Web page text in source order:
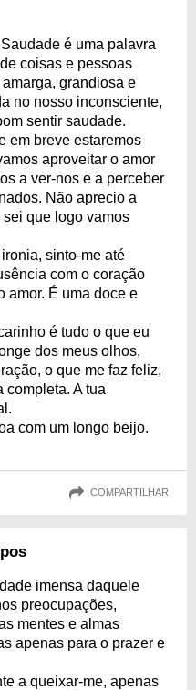
é uma palavra
coisas e pessoas
grandiosa e
no nosso inconsciente,
sentir saudade.
em breve estaremos
aproveitar o amor
a ver-nos e a perceber
Não aprecio a
que logo vamos
sinto-me até
com o coração
amor. É uma doce e
é tudo o que eu
dos meus olhos,
o que me faz feliz,
completa. A tua
com um longo beijo.
COMPARTILHAR
imensa daquele
preocupações,
mentes e almas
apenas para o prazer e
a queixar-me, apenas